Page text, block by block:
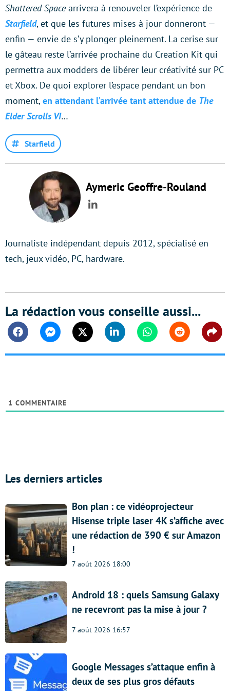
Shattered Spacearrivera à renouveler l’expérience de
Starfield, et que les futures mises à jour donneront —
enfin — envie de s’y plonger pleinement. La cerise sur
le gâteau reste l’arrivée prochaine du Creation Kit qui
permettra aux modders de libérer leur créativité sur PC
et Xbox. De quoi explorer l’espace pendant un bon
moment,en attendant l’arrivée tant attendue de The
Elder Scrolls VI…
Starfield
Aymeric Geoffre-Rouland
LinkedIn
Journaliste indépendant depuis 2012, spécialisé en
tech, jeux vidéo, PC, hardware.
La rédaction vous conseille aussi...
FacebookMessengerTwitter Linkedin WhatsappReddit
1 COMMENTAIRE
Les derniers articles
Bon plan : ce vidéoprojecteur
Hisense triple laser 4K s’affiche avec
une rédaction de 390 € sur Amazon
!
7 août 2026 18:00
Android 18 : quels Samsung Galaxy
ne recevront pas la mise à jour ?
7 août 2026 16:57
Google Messages s’attaque enfin à
deux de ses plus gros défauts